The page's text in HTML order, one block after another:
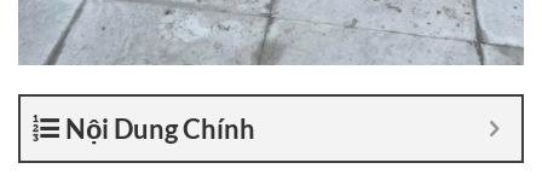
Nội Dung Chính